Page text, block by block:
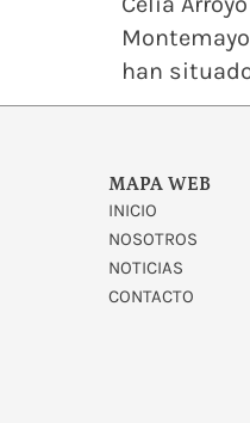
han
MAPA WEB
INICIO
NOSOTROS
NOTICIAS
CONTACTO